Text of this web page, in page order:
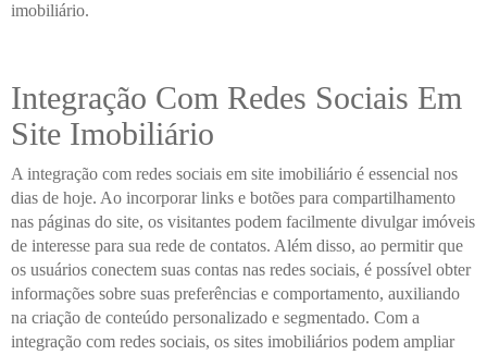
imobiliário.
Integração Com Redes Sociais Em
Site Imobiliário
A integração com redes sociais em site imobiliário é essencial nos
dias de hoje. Ao incorporar links e botões para compartilhamento
nas páginas do site, os visitantes podem facilmente divulgar imóveis
de interesse para sua rede de contatos. Além disso, ao permitir que
os usuários conectem suas contas nas redes sociais, é possível obter
informações sobre suas preferências e comportamento, auxiliando
na criação de conteúdo personalizado e segmentado. Com a
integração com redes sociais, os sites imobiliários podem ampliar